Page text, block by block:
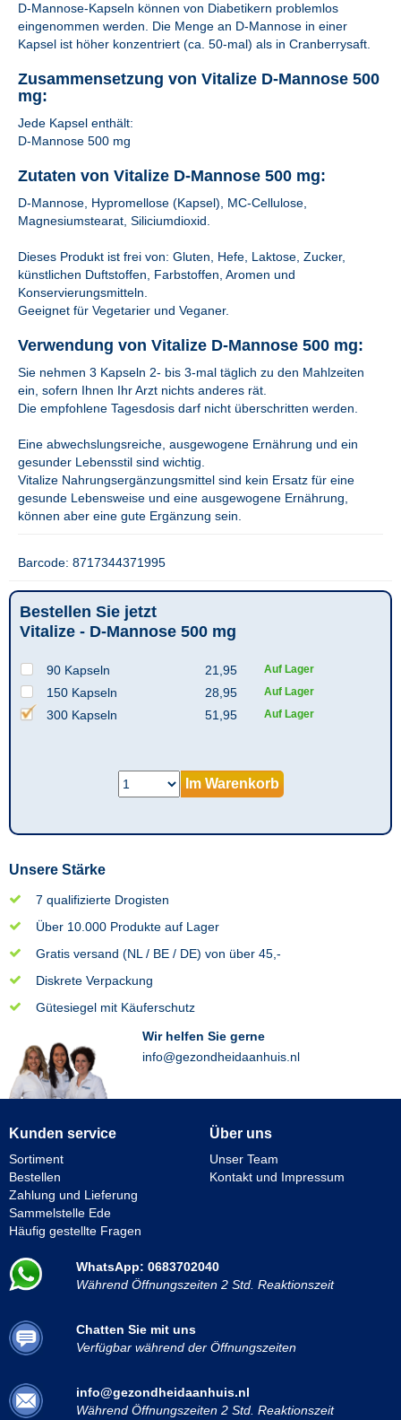
D-Mannose-Kapseln können von Diabetikern problemlos
eingenommen werden. Die Menge an D-Mannose in einer
Kapsel ist höher konzentriert (ca. 50-mal) als in Cranberrysaft.
Zusammensetzung von Vitalize D-Mannose 500
mg:
Jede Kapsel enthält:
D-Mannose 500 mg
Zutaten von Vitalize D-Mannose 500 mg:
D-Mannose, Hypromellose (Kapsel), MC-Cellulose,
Magnesiumstearat, Siliciumdioxid.
Dieses Produkt ist frei von: Gluten, Hefe, Laktose, Zucker,
künstlichen Duftstoffen, Farbstoffen, Aromen und
Konservierungsmitteln.
Geeignet für Vegetarier und Veganer.
Verwendung von Vitalize D-Mannose 500 mg:
Sie nehmen 3 Kapseln 2- bis 3-mal täglich zu den Mahlzeiten
ein, sofern Ihnen Ihr Arzt nichts anderes rät.
Die empfohlene Tagesdosis darf nicht überschritten werden.
Eine abwechslungsreiche, ausgewogene Ernährung und ein
gesunder Lebensstil sind wichtig.
Vitalize Nahrungsergänzungsmittel sind kein Ersatz für eine
gesunde Lebensweise und eine ausgewogene Ernährung,
können aber eine gute Ergänzung sein.
Barcode: 8717344371995
Bestellen Sie jetzt
Vitalize - D-Mannose 500 mg
90 Kapseln 21,95 Auf Lager
150 Kapseln 28,95 Auf Lager
300 Kapseln 51,95 Auf Lager
Im Warenkorb
Unsere Stärke
7 qualifizierte Drogisten
Über 10.000 Produkte auf Lager
Gratis versand (NL / BE / DE) von über 45,-
Diskrete Verpackung
Gütesiegel mit Käuferschutz
Wir helfen Sie gerne
info@gezondheidaanhuis.nl
Kunden service
Sortiment
Bestellen
Zahlung und Lieferung
Sammelstelle Ede
Häufig gestellte Fragen
Über uns
Unser Team
Kontakt und Impressum
WhatsApp: 0683702040
Während Öffnungszeiten 2 Std. Reaktionszeit
Chatten Sie mit uns
Verfügbar während der Öffnungszeiten
info@gezondheidaanhuis.nl
Während Öffnungszeiten 2 Std. Reaktionszeit